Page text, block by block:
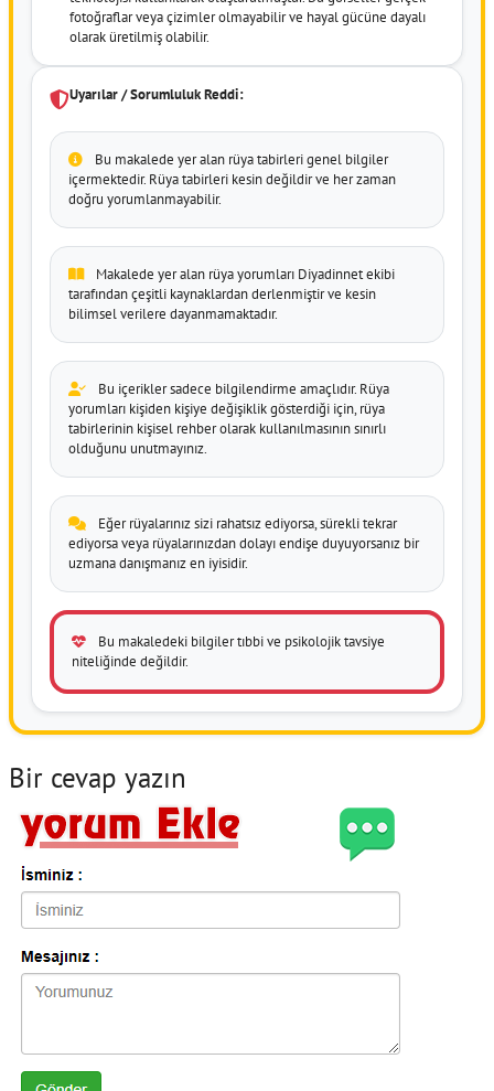
fotoğraflar veya çizimler olmayabilir ve hayal gücüne dayalı
olarak üretilmiş olabilir.
Uyarılar / Sorumluluk Reddi:
Bu makalede yer alan rüya tabirleri genel bilgiler
içermektedir. Rüya tabirleri kesin değildir ve her zaman
doğru yorumlanmayabilir.
Makalede yer alan rüya yorumları Diyadinnet ekibi
tarafından çeşitli kaynaklardan derlenmiştir ve kesin
bilimsel verilere dayanmamaktadır.
Bu içerikler sadece bilgilendirme amaçlıdır. Rüya
yorumları kişiden kişiye değişiklik gösterdiği için, rüya
tabirlerinin kişisel rehber olarak kullanılmasının sınırlı
olduğunu unutmayınız.
Eğer rüyalarınız sizi rahatsız ediyorsa, sürekli tekrar
ediyorsa veya rüyalarınızdan dolayı endişe duyuyorsanız bir
uzmana danışmanız en iyisidir.
Bu makaledeki bilgiler tıbbi ve psikolojik tavsiye
niteliğinde değildir.
Bir cevap yazın